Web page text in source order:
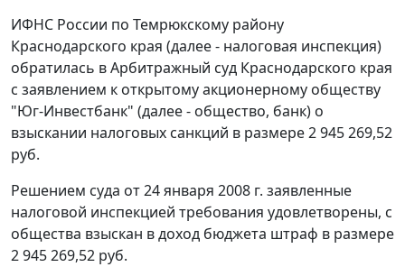
ИФНС России по Темрюкскому району
Краснодарского края (далее - налоговая инспекция)
обратилась в Арбитражный суд Краснодарского края
с заявлением к открытому акционерному обществу
"Юг-Инвестбанк" (далее - общество, банк) о
взыскании налоговых санкций в размере 2 945 269,52
руб.
Решением суда от 24 января 2008 г. заявленные
налоговой инспекцией требования удовлетворены, с
общества взыскан в доход бюджета штраф в размере
2 945 269,52 руб.